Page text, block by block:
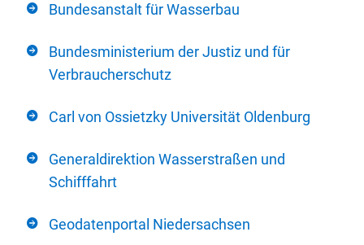
Bundesanstalt für Wasserbau
Bundesministerium der Justiz und für
Verbraucherschutz
Carl von Ossietzky Universität Oldenburg
Generaldirektion Wasserstraßen und
Schifffahrt
Geodatenportal Niedersachsen